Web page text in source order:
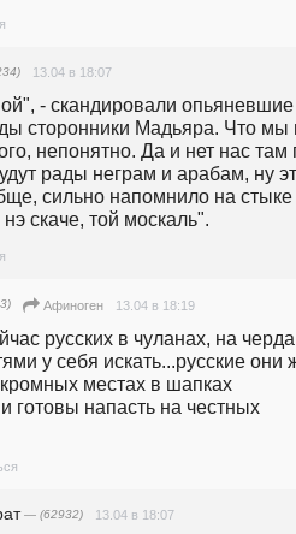
13.04 в 18:07
- скандировали опьяневшие
сторонники Мадьяра. Что мы
непонятно. Да и нет нас там
рады неграм и арабам, ну
сильно напомнило на стыке
скаче, той москаль".
Афиноген 13.04 в 18:19
русских в чуланах, на
у себя искать...русские они
местах в шапках
готовы напасть на честных
— (62932) 13.04 в 18:07